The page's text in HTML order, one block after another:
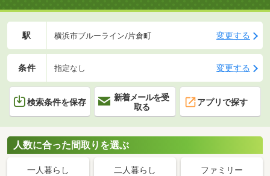
駅 横浜市ブルーライン/片倉町 変更する
条件 指定なし 変更する
検索条件を保存
新着メールを受
取る
アプリで探す
人数に合った間取りを選ぶ
一人暮らし 二人暮らし ファミリー